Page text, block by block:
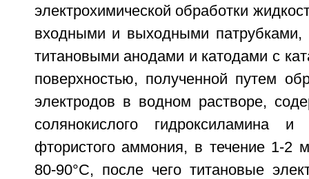
электрохимической обработки
входными и выходными патрубками,
титановыми анодами и катодами с
поверхностью, полученной путем
электродов в водном растворе,
солянокислого гидроксиламина
фтористого аммония, в течение 1-2
80-90°C, после чего титановые